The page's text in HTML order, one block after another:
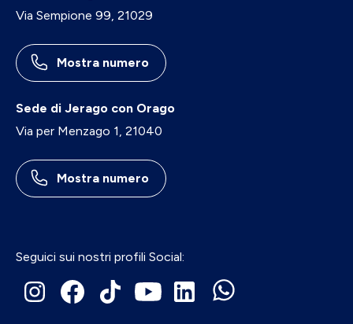
Via Sempione 99, 21029
Mostra numero
Sede di Jerago con Orago
Via per Menzago 1, 21040
Mostra numero
Seguici sui nostri profili Social: